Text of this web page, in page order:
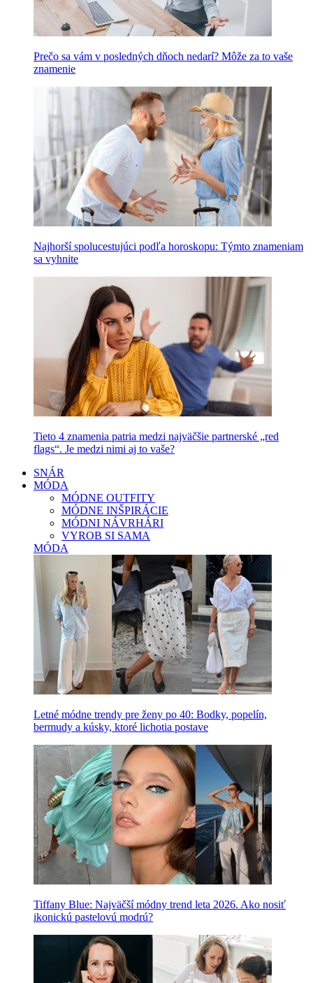
Prečo sa vám v posledných dňoch nedarí? Môže za to vaše
znamenie
Najhorší spolucestujúci podľa horoskopu: Týmto znameniam
sa vyhnite
Tieto 4 znamenia patria medzi najväčšie partnerské „red
flags“. Je medzi nimi aj to vaše?
SNÁR
MÓDA
MÓDNE OUTFITY
MÓDNE INŠPIRÁCIE
MÓDNI NÁVRHÁRI
VYROB SI SAMA
MÓDA
Letné módne trendy pre ženy po 40: Bodky, popelín,
bermudy a kúsky, ktoré lichotia postave
Tiffany Blue: Najväčší módny trend leta 2026. Ako nosiť
ikonickú pastelovú modrú?